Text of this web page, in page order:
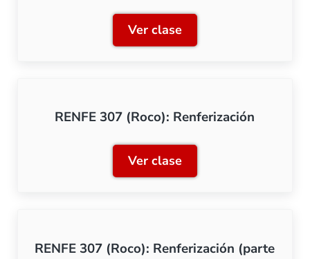
Ver claseRENFE 307 (Roco):
RENFE 307 (Roco): Renferización
Ver claseRENFE 307 (Roco):
RENFE 307 (Roco): Renferización (parte